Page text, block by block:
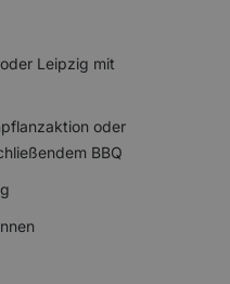
Leipzig mit
oder
BBQ